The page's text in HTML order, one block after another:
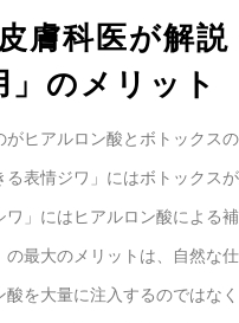
膚科医が解
のメリット
ヒアルロン酸とボトックス
表情ジワ」にはボトックス
」にはヒアルロン酸による
最大のメリットは、自然な
を大量に注入するのではな